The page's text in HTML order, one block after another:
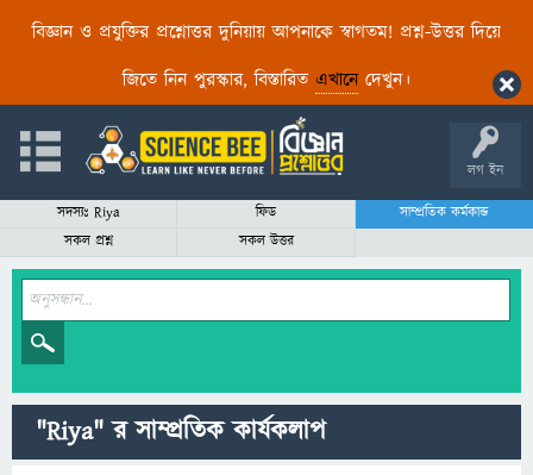
বিজ্ঞান ও প্রযুক্তির প্রশ্নোত্তর দুনিয়ায় আপনাকে স্বাগতম! প্রশ্ন-উত্তর দিয়ে
জিতে নিন পুরস্কার, বিস্তারিত এখানেদেখুন।
লগ ইন
সদস্যঃ Riya ফিড
সাম্প্রতিক কর্মকান্ড
সকল প্রশ্ন
সকল উত্তর
"Riya" র সাম্প্রতিক কার্যকলাপ